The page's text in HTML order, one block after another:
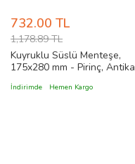
732.00 TL
1,178.89 TL
Kuyruklu Süslü Menteşe,
175x280 mm - Pirinç, Antika
İndirimde Hemen Kargo